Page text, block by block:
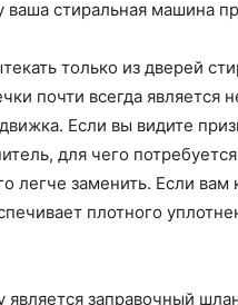
стиральная машина
только из дверей
почти всегда является
Если вы видите
для чего
легче заменить. Если вам
плотного
является заправочный